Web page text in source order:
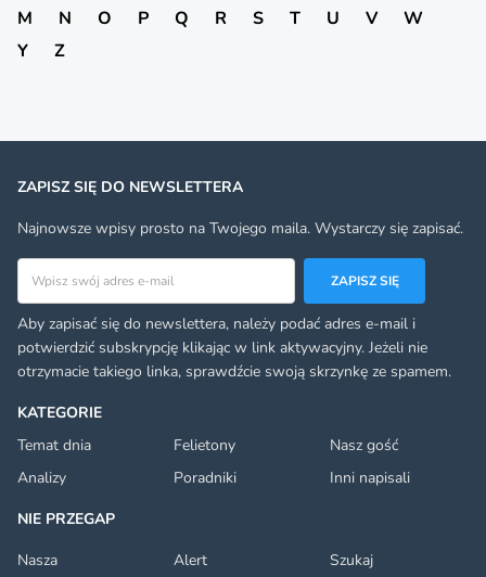
M
N O P Q R S T U V
W
Y
Z
KATEGORIE
Temat dnia
Felietony
Nasz gość
Analizy
Poradniki
Inni napisali
NIE PRZEGAP
Nasza
Alert Szukaj
ZAPISZ SIĘ DO NEWSLETTERA
Najnowsze wpisy prosto na Twojego maila. Wystarczy się zapisać.
ZAPISZ SIĘ
Aby zapisać się do newslettera, należy podać adres e-mail i
potwierdzić subskrypcję klikając w link aktywacyjny. Jeżeli nie
otrzymacie takiego linka, sprawdźcie swoją skrzynkę ze spamem.